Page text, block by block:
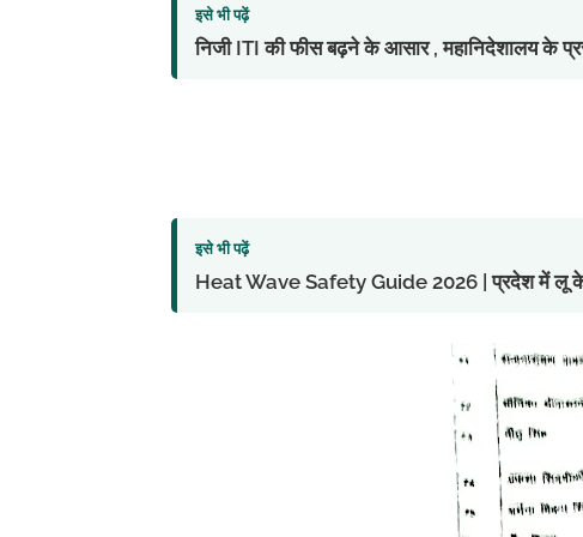
इसे भी पढ़ें
निजी ITI की फीस बढ़ने के आसार , महानिदेशालय के
इसे भी पढ़ें
Heat Wave Safety Guide 2026 | प्रदेश में लू के